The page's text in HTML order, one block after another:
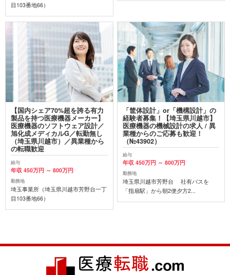
目103番地66）
【国内シェア70%超を誇る有力
製品を持つ医療機器メーカー】
医療機器のソフトウェア設計／
旭化成メディカルG／転勤無し
（埼玉県川越市）／異業種から
の転職歓迎
給与
年収 450万円 ～ 800万円
勤務地
埼玉事業所（埼玉県川越市芳野台一丁
目103番地66）
「筐体設計」or「機構設計」の
経験者募集！【埼玉県川越市】
医療機器の機械設計の求人 / 異
業種からのご応募も歓迎！
（№43902）
給与
年収 450万円 ～ 800万円
勤務地
埼玉県川越市芳野台 社有バスを
「指扇駅」から朝2便夕方2...